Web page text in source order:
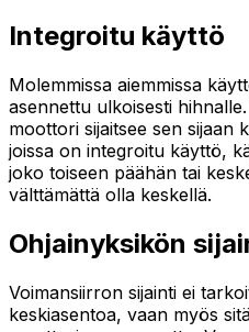
Integroitu käyttö
Molemmissa aiemmissa
asennettu ulkoisesti
moottori sijaitsee sen sijaan
joissa on integroitu käyttö,
joko toiseen päähän tai
välttämättä olla keskellä.
Ohjainyksikön
Voimansiirron sijainti ei
keskiasentoa, vaan myös